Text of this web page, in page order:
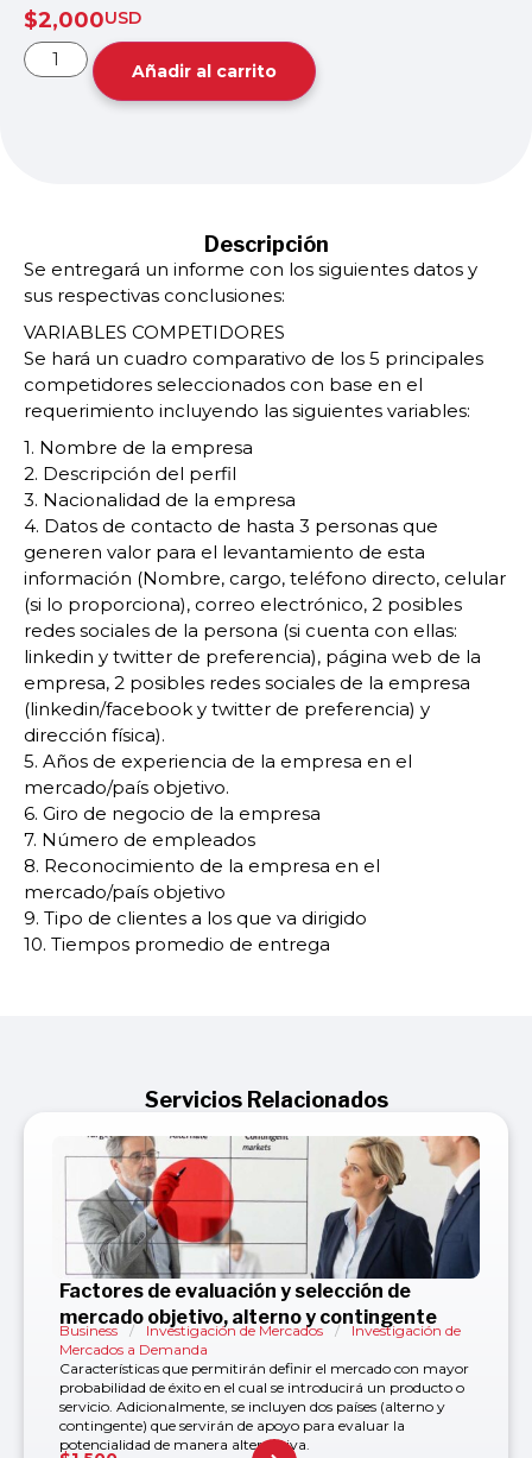
$2,000USD
Añadir al carrito
Descripción
Se entregará un informe con los siguientes datos y
sus respectivas conclusiones:
VARIABLES COMPETIDORES
Se hará un cuadro comparativo de los 5 principales
competidores seleccionados con base en el
requerimiento incluyendo las siguientes variables:
1. Nombre de la empresa
2. Descripción del perfil
3. Nacionalidad de la empresa
4. Datos de contacto de hasta 3 personas que
generen valor para el levantamiento de esta
información (Nombre, cargo, teléfono directo, celular
(si lo proporciona), correo electrónico, 2 posibles
redes sociales de la persona (si cuenta con ellas:
linkedin y twitter de preferencia), página web de la
empresa, 2 posibles redes sociales de la empresa
(linkedin/facebook y twitter de preferencia) y
dirección física).
5. Años de experiencia de la empresa en el
mercado/país objetivo.
6. Giro de negocio de la empresa
7. Número de empleados
8. Reconocimiento de la empresa en el
mercado/país objetivo
9. Tipo de clientes a los que va dirigido
10. Tiempos promedio de entrega
Servicios Relacionados
Factores de evaluación y selección de
mercado objetivo, alterno y contingente
Business / Investigación de Mercados /
Investigación de
Mercados a Demanda
Características que permitirán definir el mercado con mayor
probabilidad de éxito en el cual se introducirá un producto o
servicio. Adicionalmente, se incluyen dos países (alterno y
contingente) que servirán de apoyo para evaluar la
potencialidad de manera alternativa.